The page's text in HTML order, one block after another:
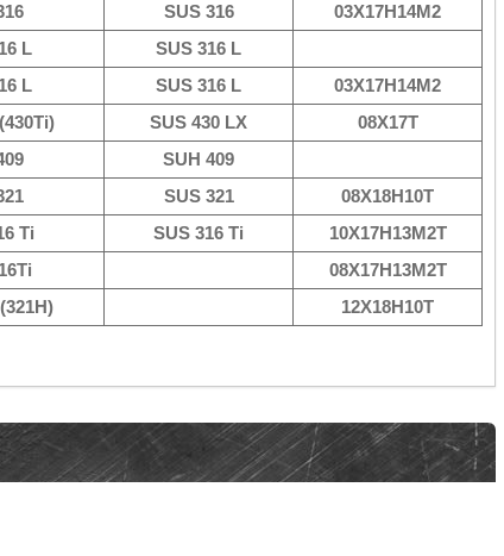
SUS 316
03Х17Н14М2
L
SUS 316 L
L SUS 316 L
03Х17Н14М2
SUS 430 LX
08Х17Т
SUH 409
SUS 321
08Х18Н10Т
Ti SUS 316 Ti
10Х17Н13М2Т
08Х17Н13М2Т
12Х18Н10Т